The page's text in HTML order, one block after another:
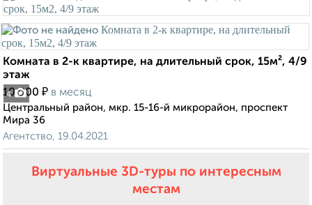
4
Комната в 2-к квартире, на длительный срок, 15м², 4/9
этаж
10 000 ₽ в месяц
Центральный район, мкр. 15-16-й микрорайон, проспект
Мира 36
Агентство, 19.04.2021
Виртуальные 3D-туры по интересным
местам